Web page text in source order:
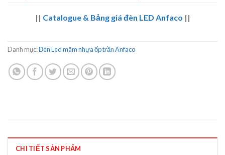
|| Catalogue & Bảng giá đèn LED Anfaco ||
Danh mục:Đèn Led mâm nhựa ốp trần Anfaco
CHI TIẾT SẢN PHẨM